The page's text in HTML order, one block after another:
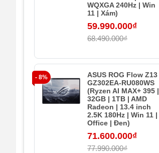
WQXGA 240Hz | Win
11 | Xám)
59.990.000₫
68.490.000₫
- 8%
ASUS ROG Flow Z13
GZ302EA-RU080WS
(Ryzen AI MAX+ 395 |
32GB | 1TB | AMD
Radeon | 13.4 inch
2.5K 180Hz | Win 11 |
Office | Đen)
71.600.000₫
77.990.000₫